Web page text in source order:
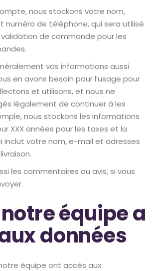
nous stockons votre nom,
numéro de téléphone, qui sera utilisé
de commande pour les
vos informations aussi
en avons besoin pour l’usage pour
et utilisons, et nous ne
légalement de continuer à les
nous stockons les informations
XXX années pour les taxes et la
inclut votre nom, e-mail et adresses
les commentaires ou avis, si vous
équipe a
données
équipe ont accès aux